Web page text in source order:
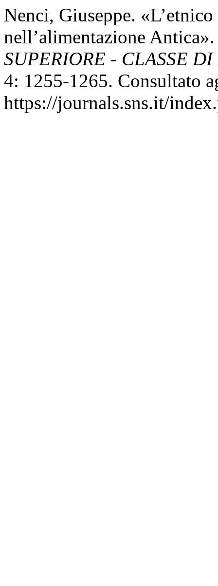
Nenci, Giuseppe.
nell’alimentazione
SUPERIORE - CLASSE
4: 1255-1265. Consultato
https://journals.sns.it/